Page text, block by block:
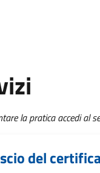
la pratica accedi al
del